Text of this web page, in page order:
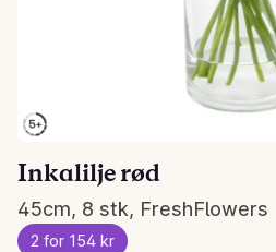
Inkalilje rød
45cm, 8 stk, FreshFlowers
2 for 154 kr